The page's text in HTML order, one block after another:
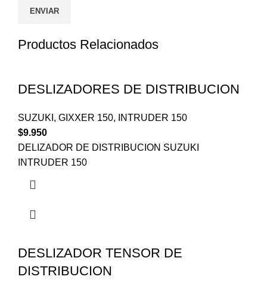
Productos Relacionados
DESLIZADORES DE DISTRIBUCION
SUZUKI , GIXXER 150,
INTRUDER 150
$9.950
DELIZADOR DE DISTRIBUCION SUZUKI
INTRUDER 150
DESLIZADOR TENSOR DE
DISTRIBUCION